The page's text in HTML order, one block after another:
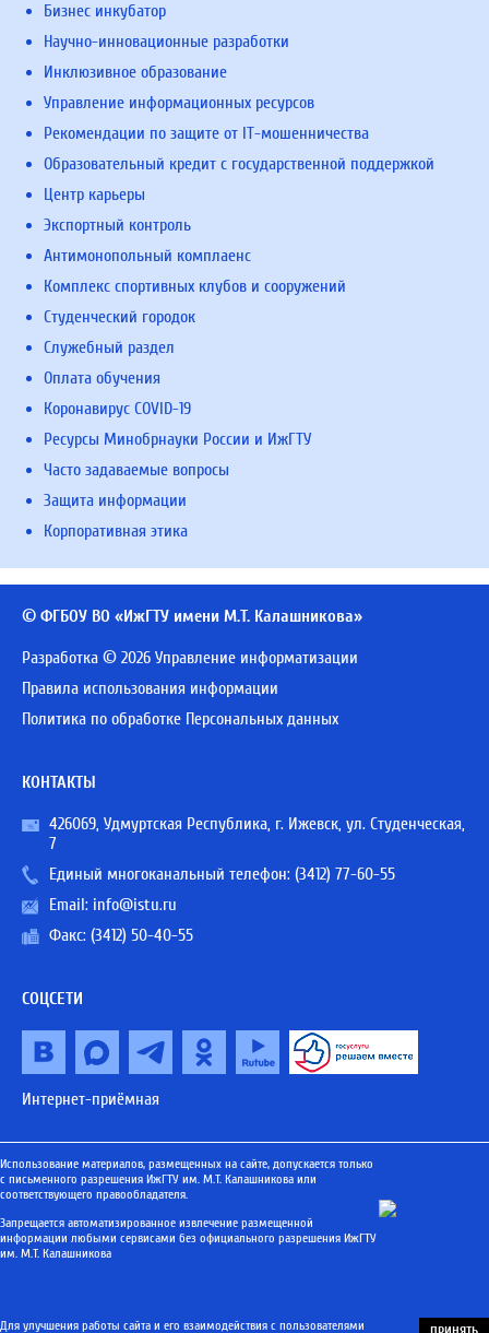
Бизнес инкубатор
Научно-инновационные разработки
Инклюзивное образование
Управление информационных ресурсов
Рекомендации по защите от IT-мошенничества
Образовательный кредит с государственной поддержкой
Центр карьеры
Экспортный контроль
Антимонопольный комплаенс
Комплекс спортивных клубов и сооружений
Студенческий городок
Служебный раздел
Оплата обучения
Коронавирус COVID-19
Ресурсы Минобрнауки России и ИжГТУ
Часто задаваемые вопросы
Защита информации
Корпоративная этика
© ФГБОУ ВО «ИжГТУ имени М.Т. Калашникова»
Разработка © 2026 Управление информатизации
Правила использования информации
Политика по обработке Персональных данных
КОНТАКТЫ
426069, Удмуртская Республика, г. Ижевск, ул. Студенческая,
7
Единый многоканальный телефон: (3412) 77-60-55
Email: info@istu.ru
Факс: (3412) 50-40-55
СОЦСЕТИ
Интернет-приёмная
Использование материалов, размещенных на сайте, допускается только
с письменного разрешения ИжГТУ им. М.Т. Калашникова или
соответствующего правообладателя.
Запрещается автоматизированное извлечение размещенной
информации любыми сервисами без официального разрешения ИжГТУ
им. М.Т. Калашникова
Для улучшения работы сайта и его взаимодействия с пользователями